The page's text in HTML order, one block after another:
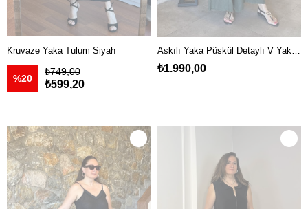
Kruvaze Yaka Tulum Siyah
₺599,20
₺749,00
%20
₺1.990,00